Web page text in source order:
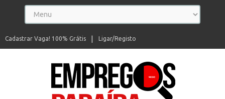
Ligar/Registo
Cadastrar Vaga! 100% Grátis